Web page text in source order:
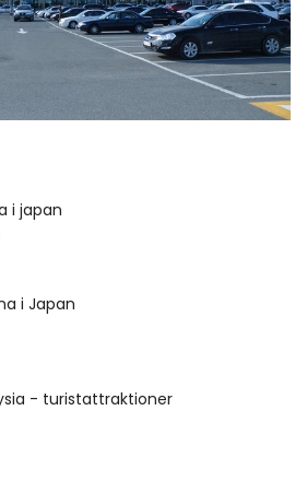
i japan
i Japan
- turistattraktioner